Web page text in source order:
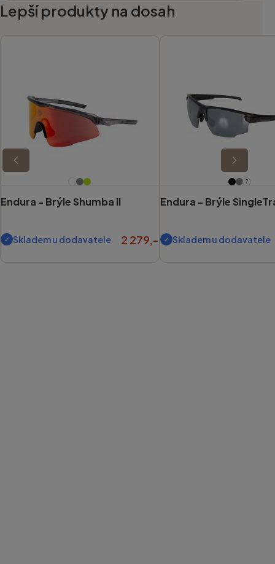
Lepší produkty na dosah
Endura - Brýle Shumba II
Skladem u dodavatele 2 279,-
?
Endura - Brýle
Skladem u dodavatele